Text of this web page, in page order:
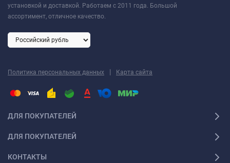
установкой и доставкой. Работаем с 2011 года. Большой
ассортимент, отличное качество.
Политика персональных данных | Карта сайта
ДЛЯ ПОКУПАТЕЛЕЙ
ДЛЯ ПОКУПАТЕЛЕЙ
КОНТАКТЫ